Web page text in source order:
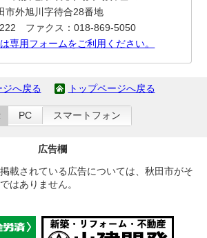
外旭川字待合28番地
ファクス：018-869-5050
専用フォームをご利用ください。
ジへ戻る トップページへ戻る
PC スマートフォン
広告欄
載されている広告については、秋田市がそ
はありません。